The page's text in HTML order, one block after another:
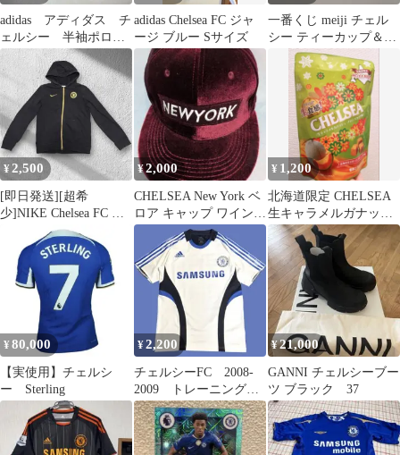
adidas アディダス チ
ェルシー 半袖ポロシ
ャツ ネイビー ゴー
ルド 好配色
adidas Chelsea FC ジャ
ージ ブルー Sサイズ
一番くじ meiji チェル
シー ティーカップ＆ソ
ーサー B賞
¥2,500
[即日発送][超希
少]NIKE Chelsea FC ジ
ップパーカー ブラック
¥2,000
CHELSEA New York ベ
ロア キャップ ワインレ
ッド
¥ 1,200
北海道限定 CHELSEA
生キャラメルガナッシ
ュ メロンスカッチ味※
再値下げ
¥ 80,000
【実使用】チェルシ
ー Sterling
¥2,200
チェルシーFC 2008-
2009 トレーニングシ
ャツ M程度 アディ
ダス
¥21,000
GANNI チェルシーブー
ツ ブラック 37